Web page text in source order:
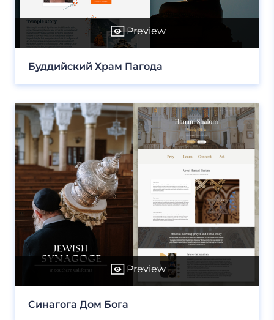
Preview
Буддийский Храм Пагода
Preview
Синагога Дом Бога